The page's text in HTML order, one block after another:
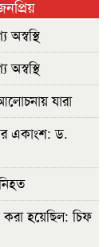
আলোচনায় যারা
একাংশ: ড.
হয়েছিল: চিফ